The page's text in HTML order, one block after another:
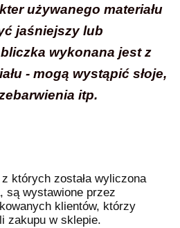
używanego materiału
jaśniejszy lub
wykonana jest z
- mogą wystąpić słoje,
itp.
których została wyliczona
są wystawione przez
klientów, którzy
zakupu w sklepie.